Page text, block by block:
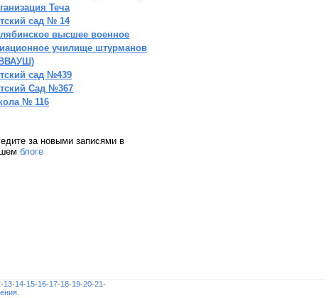
Теча
сад № 14
высшее военное
училище штурманов
сад №439
Сад №367
№ 116
за новыми записями в
блоге
-13-14-15-16-17-18-19-20-21-
.